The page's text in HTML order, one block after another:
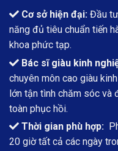
Cơ sở hiện đại: Đầu
năng đủ tiêu chuẩn tiến
khoa phức tạp.
Bác sĩ giàu kinh
chuyên môn cao giàu
lớn tận tình chăm sóc và
toàn phục hồi.
Thời gian phù hợp:
20 giờ tất cả các ngày